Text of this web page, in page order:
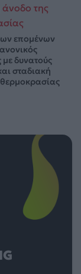
επομένων
δυνατούς
σταδιακή